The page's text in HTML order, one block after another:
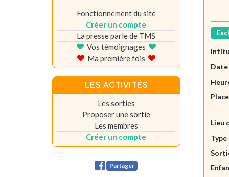
Date
Lieu
Fonctionnement du site
Créer un compte
La presse parle de TMS
Vos témoignages
Ma première fois
LES ACTIVITÉS
Les sorties
Proposer une sortie
Les membres
Créer un compte
Partager